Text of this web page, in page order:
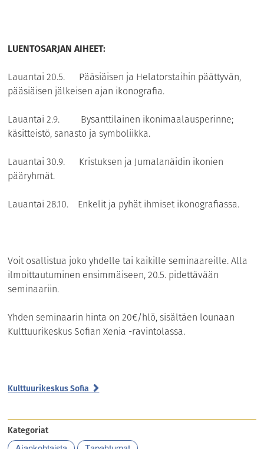
LUENTOSARJAN AIHEET:
Lauantai 20.5. Pääsiäisen ja Helatorstaihin päättyvän,
pääsiäisen jälkeisen ajan ikonografia.
Lauantai 2.9. Bysanttilainen ikonimaalausperinne;
käsitteistö, sanasto ja symboliikka.
Lauantai 30.9. Kristuksen ja Jumalanäidin ikonien
pääryhmät.
Lauantai 28.10. Enkelit ja pyhät ihmiset ikonografiassa.
Voit osallistua joko yhdelle tai kaikille seminaareille. Alla
ilmoittautuminen ensimmäiseen, 20.5. pidettävään
seminaariin.
Yhden seminaarin hinta on 20€/hlö, sisältäen lounaan
Kulttuurikeskus Sofian Xenia -ravintolassa.
Kulttuurikeskus Sofia
Kategoriat